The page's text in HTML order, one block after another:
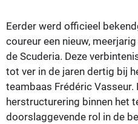
Eerder werd officieel
coureur een nieuw,
de Scuderia. Deze
tot ver in de jaren dertig bij
teambaas Frédéric Vasseur.
herstructurering binnen het
doorslaggevende rol in de